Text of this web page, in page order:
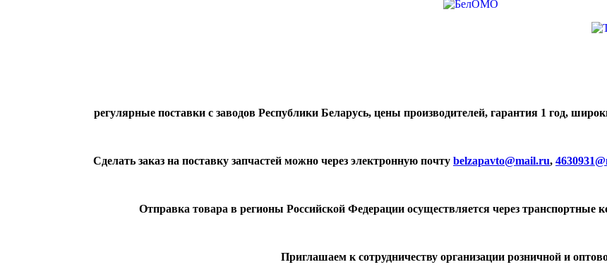
регулярные поставки с заводов Республики Беларусь, цены производителей, гарантия 1 год,
Сделать заказ на поставку запчастей можно через электронную почту belzapavto@mail.ru,
Отправка товара в регионы Российской Федерации осуществляется через транспортные
Приглашаем к сотрудничеству организации розничной и